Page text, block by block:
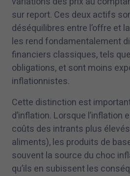
sur report. Ces deux actifs
déséquilibres entre l’offre et
les rend fondamentalement
financiers classiques, tels
obligations, et sont moins
inflationnistes.
Cette distinction est
d’inflation. Lorsque l’inflation
coûts des intrants plus
aliments), les produits de
souvent la source du choc
qu’ils en subissent les